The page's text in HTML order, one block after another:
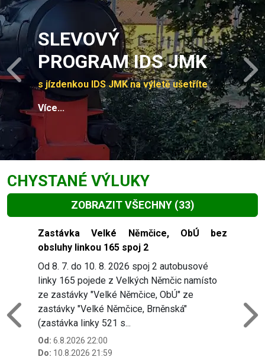
SLEVOVÝ
PROGRAM IDS JMK
s jízdenkou IDS JMK na výletě ušetříte
Více...
Previous
CHYSTANÉ VÝLUKY
ZOBRAZIT VŠECHNY (33)
Slide 1 of 33
Zastávka Velké Němčice, ObÚ bez
obsluhy linkou 165 spoj 2
Od 8. 7. do 10. 8. 2026 spoj 2 autobusové
linky 165 pojede z Velkých Němčic namísto
ze zastávky "Velké Němčice, ObÚ" ze
zastávky "Velké Němčice, Brněnská"
(zastávka linky 521 s...
Od: 6.8.2026 22:00
Do: 10.8.2026 21:59
Previous